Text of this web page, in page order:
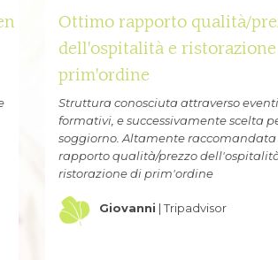
Esperienza molto positiva
Abbiamo soggiornato nella struttura
una Smartbox, ma l'esperienza è
aspettative.
Barbara| Booking